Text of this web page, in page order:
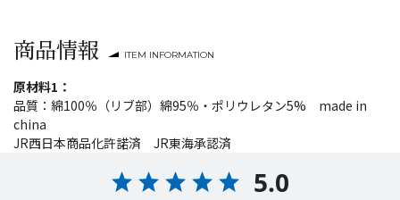
商品情報 ITEM INFORMATION
原材料1：
品質：綿100％（リブ部）綿95％・ポリウレタン5% made in
china
JR西日本商品化許諾済 JR東海承認済
5.0